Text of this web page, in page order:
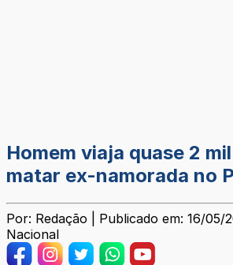
Homem viaja quase 2
matar ex-namorada no
Por: Redação | Publicado em: 16/05/
Nacional